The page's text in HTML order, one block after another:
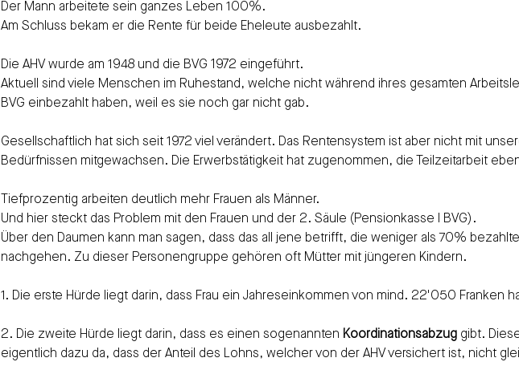
Der Mann arbeitete sein ganzes Leben 100%.
Am Schluss bekam er die Rente für beide Eheleute ausbezahlt.
Die AHV wurde am 1948 und die BVG 1972 eingeführt.
Aktuell sind viele Menschen im Ruhestand, welche nicht während ihres gesamten
BVG einbezahlt haben, weil es sie noch gar nicht gab.
Gesellschaftlich hat sich seit 1972 viel verändert. Das Rentensystem ist aber nicht mit
Bedürfnissen mitgewachsen. Die Erwerbstätigkeit hat zugenommen, die Teilzeitarbeit
Tiefprozentig arbeiten deutlich mehr Frauen als Männer.
Und hier steckt das Problem mit den Frauen und der 2. Säule (Pensionkasse I BVG).
Über den Daumen kann man sagen, dass das all jene betrifft, die weniger als 70%
nachgehen. Zu dieser Personengruppe gehören oft Mütter mit jüngeren Kindern.
1. Die erste Hürde liegt darin, dass Frau ein Jahreseinkommen von mind. 22'050 Franken
2. Die zweite Hürde liegt darin, dass es einen sogenannten Koordinationsabzug gibt.
eigentlich dazu da, dass der Anteil des Lohns, welcher von der AHV versichert ist, nicht